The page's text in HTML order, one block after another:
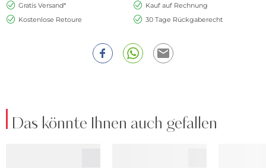
Gratis Versand*
Kauf auf Rechnung
Kostenlose Retoure
30 Tage Rückgaberecht
Das könnte Ihnen auch gefallen